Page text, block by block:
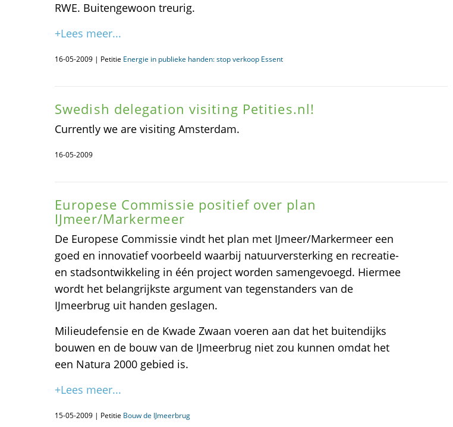
RWE. Buitengewoon treurig.
+Lees meer...
16-05-2009 | Petitie Energie in publieke handen: stop verkoop Essent
Swedish delegation visiting Petities.nl!
Currently we are visiting Amsterdam.
16-05-2009
Europese Commissie positief over plan
IJmeer/Markermeer
De Europese Commissie vindt het plan met IJmeer/Markermeer een
goed en innovatief voorbeeld waarbij natuurversterking en recreatie-
en stadsontwikkeling in één project worden samengevoegd. Hiermee
wordt het belangrijkste argument van tegenstanders van de
IJmeerbrug uit handen geslagen.
Milieudefensie en de Kwade Zwaan voeren aan dat het buitendijks
bouwen en de bouw van de IJmeerbrug niet zou kunnen omdat het
een Natura 2000 gebied is.
+Lees meer...
15-05-2009 | Petitie Bouw de IJmeerbrug